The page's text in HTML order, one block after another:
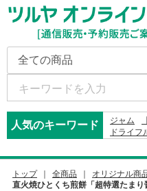
人気のキーワード ジャム
ドライフ
カレー
トップ 全商品
オリジナル商
直火焼ひとくち煎餅「超特選たま